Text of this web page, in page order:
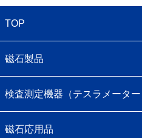
TOP
磁石製品
検査測定機器（テスラメーター
磁石応用品